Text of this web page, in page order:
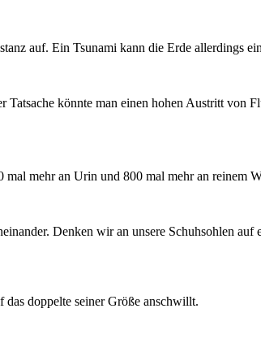
auf. Ein Tsunami kann die Erde allerdings
Tatsache könnte man einen hohen Austritt von
mehr an Urin und 800 mal mehr an reinem
Denken wir an unsere Schuhsohlen auf
doppelte seiner Größe anschwillt.